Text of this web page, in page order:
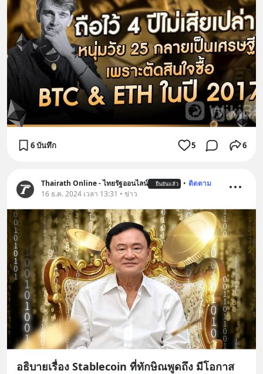
6 บันทึก 5 6
Thairath Online - ไทยรัฐออนไลน์ ยืนยันแล้ว • ติดตาม
16 ธ.ค. 2024 เวลา 13:31 • ข่าว
อธิบายเรื่อง Stablecoin ที่ทักษิณพูดถึง มีโอกาส